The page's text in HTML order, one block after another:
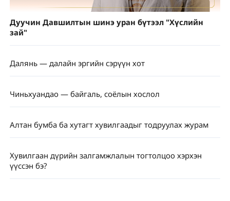
Дуучин Давшилтын шинэ уран бүтээл "Хүслийн
зай"
Далянь — далайн эргийн сэрүүн хот
Чиньхуандао — байгаль, соёлын хослол
Алтан бумба ба хутагт хувилгаадыг тодруулах журам
Хувилгаан дүрийн залгамжлалын тогтолцоо хэрхэн
үүссэн бэ?